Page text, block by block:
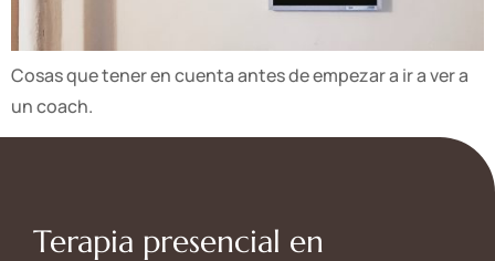
Cosas que tener en cuenta antes de empezar a ir a ver a
un coach.
Terapia presencial en